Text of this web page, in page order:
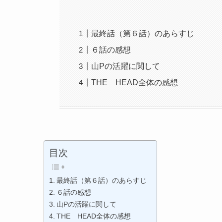
最終話（第６話）のあらすじ
６話の感想
山Pの活躍に関して
THE HEAD全体の感想
目次
最終話（第６話）のあらすじ
６話の感想
山Pの活躍に関して
THE HEAD全体の感想